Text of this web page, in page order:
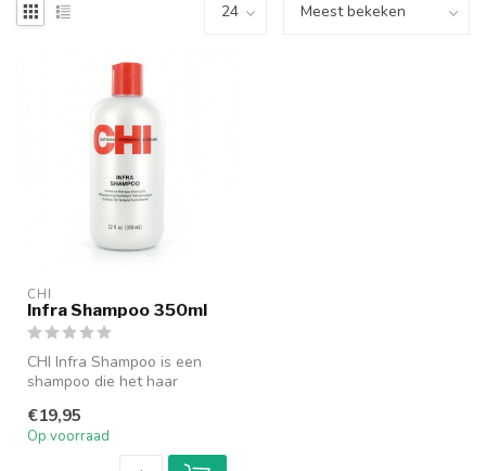
CHI
Infra Shampoo 350ml
CHI Infra Shampoo is een
shampoo die het haar
Infra ...
€19,95
Op voorraad